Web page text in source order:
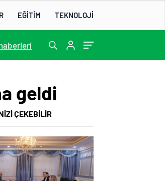
EĞİTİM TEKNOLOJİ
geldi
ÇEKEBİLİR